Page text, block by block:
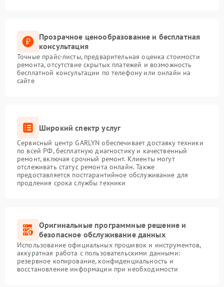
Прозрачное ценообразование и бесплатная
консультация
Точные прайс-листы, предварительная оценка стоимости
ремонта, отсутствие скрытых платежей и возможность
бесплатной консультации по телефону или онлайн на
сайте
Широкий спектр услуг
Сервисный центр GARLYN обеспечивает доставку техники
по всей РФ, бесплатную диагностику и качественный
ремонт, включая срочный ремонт. Клиенты могут
отслеживать статус ремонта онлайн. Также
предоставляется постгарантийное обслуживание для
продления срока службы техники
Оригинальные программные решение и
безопасное обслуживание данных
Использование официальных прошивок и инструментов,
аккуратная работа с пользовательскими данными:
резервное копирование, конфиденциальность и
восстановление информации при необходимости